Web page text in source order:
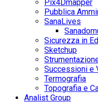
Pix4Dmapper
Pubblica
SanaLives
Sicurezza in
Sketchup
Successioni e
Termografia
Topografia e
Analist Group